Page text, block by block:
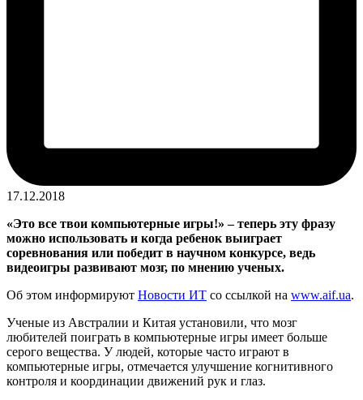
17.12.2018
«Это все твои компьютерные игры!» – теперь эту фразу
можно использовать и когда ребенок выиграет
соревнования или победит в научном конкурсе, ведь
видеоигры развивают мозг, по мнению ученых.
Об этом информируют Новости ИТ со ссылкой на www.aif.ua.
Ученые из Австралии и Китая установили, что мозг
любителей поиграть в компьютерные игры имеет больше
серого вещества. У людей, которые часто играют в
компьютерные игры, отмечается улучшение когнитивного
контроля и координации движений рук и глаз.